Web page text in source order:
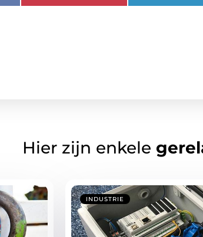
Hier zijn enkele
INDUSTRIE